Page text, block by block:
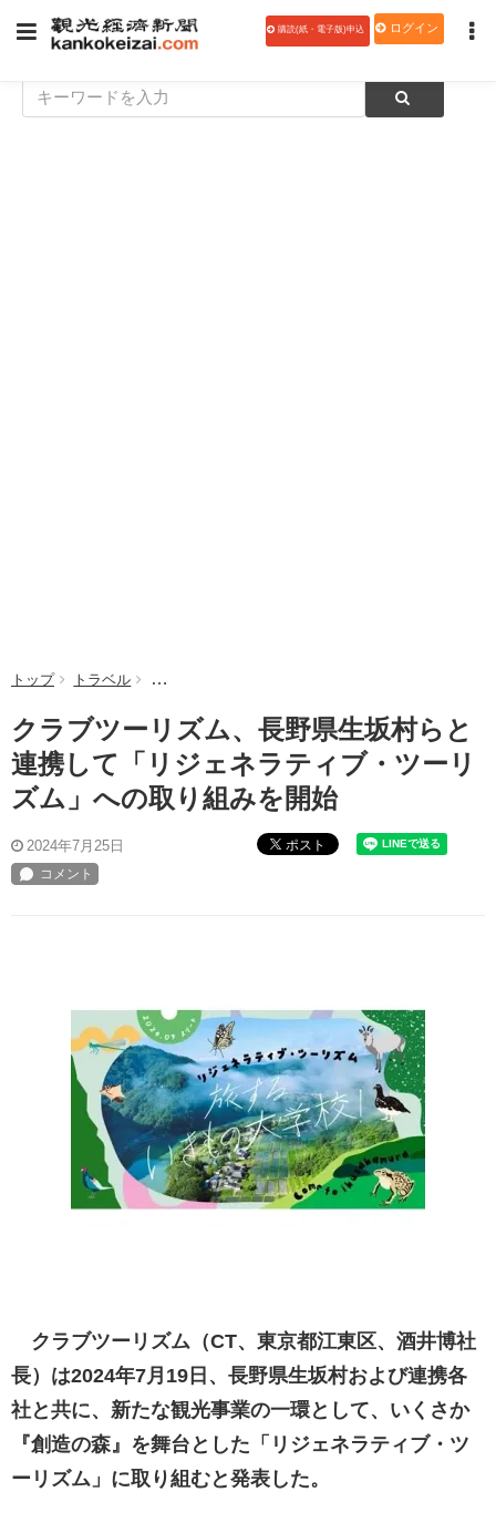
購読(紙・電子版)申込 ログイン
トップ トラベル クラブツーリズム、長野県生坂村らと連携して「リ
クラブツーリズム、長野県生坂村らと
連携して「リジェネラティブ・ツーリ
ズム」への取り組みを開始
2024年7月25日 ポスト
クラブツーリズム（CT、東京都江東区、酒井博社
長）は2024年7月19日、長野県生坂村および連携各
社と共に、新たな観光事業の一環として、いくさか
『創造の森』を舞台とした「リジェネラティブ・ツ
ーリズム」に取り組むと発表した。